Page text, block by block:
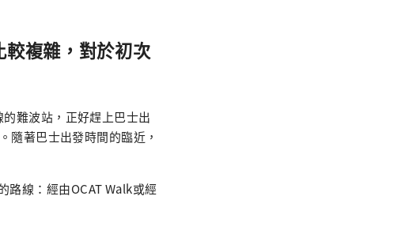
複雜，對於初次
難波站，正好趕上巴士出
隨著巴士出發時間的臨近，
路線：經由OCAT Walk或經